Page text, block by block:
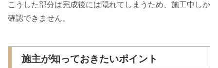
こうした部分は完成後には隠れてしまうため、施工中しか
確認できません。
施主が知っておきたいポイント